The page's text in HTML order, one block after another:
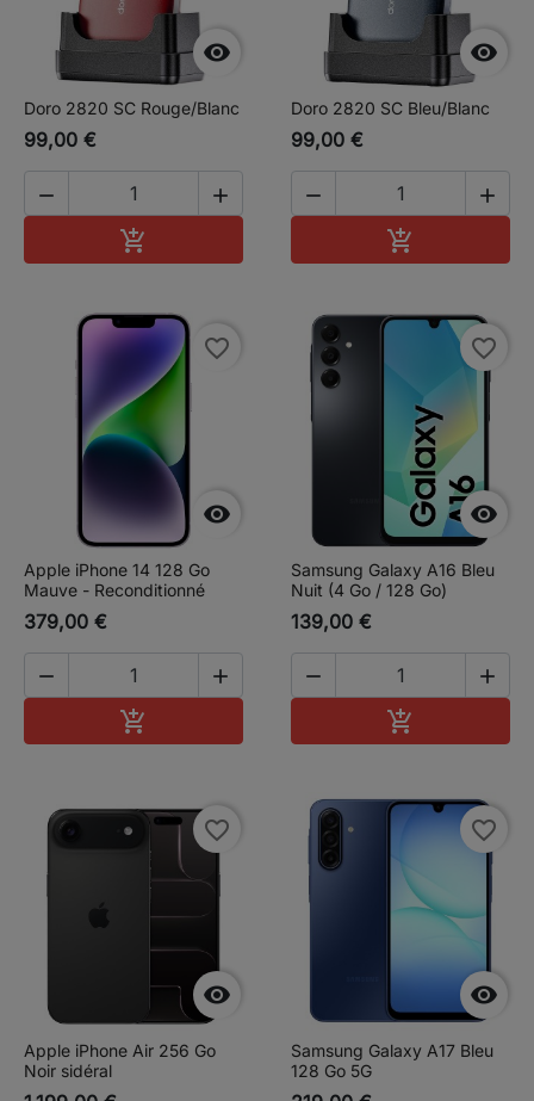

Doro 2820 SC Rouge/Blanc
99,00 €
 


Doro 2820 SC Bleu/Blanc
99,00 €
 


favorite_border
Apple iPhone 14 128 Go
Mauve - Reconditionné
379,00 €
 


favorite_border
Samsung Galaxy A16 Bleu
Nuit (4 Go / 128 Go)
139,00 €
 


favorite_border
Apple iPhone Air 256 Go
Noir sidéral

favorite_border
Samsung Galaxy A17 Bleu
128 Go 5G